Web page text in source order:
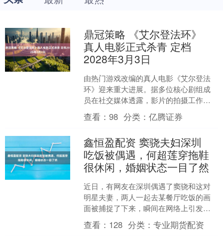
鼎冠策略 《艾尔登法环》
真人电影正式杀青 定档
2028年3月3日
由热门游戏改编的真人电影《艾尔登法
环》迎来重大进展。据多位核心剧组成
员在社交媒体透露，影片的拍摄工作已
正式完成，将按计划于2028年3月3日在
全球IMAX影院上....
查看：98 分类：亿腾证券
鑫恒盈配资 窦骁夫妇深圳
吃饭被偶遇，何超莲穿拖鞋
很休闲，婚姻状态一目了然
近日，有网友在深圳偶遇了窦骁和这对
明星夫妻，两人一起去某餐厅吃饭的画
面被捕捉了下来，瞬间在网络上引发了
热议。这对小夫妻的婚姻状态，一直是
大家关注的焦点，这次被偶....
查看： 128 分类：专业期货配资